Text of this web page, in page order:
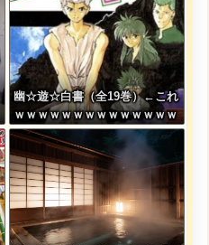
幽☆遊☆白書（全19巻）←これ
ｗｗｗｗｗｗｗｗｗｗｗｗｗｗ